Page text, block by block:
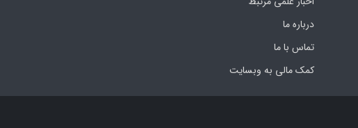
درباره ما
تماس با ما
کمک مالی به وبسایت